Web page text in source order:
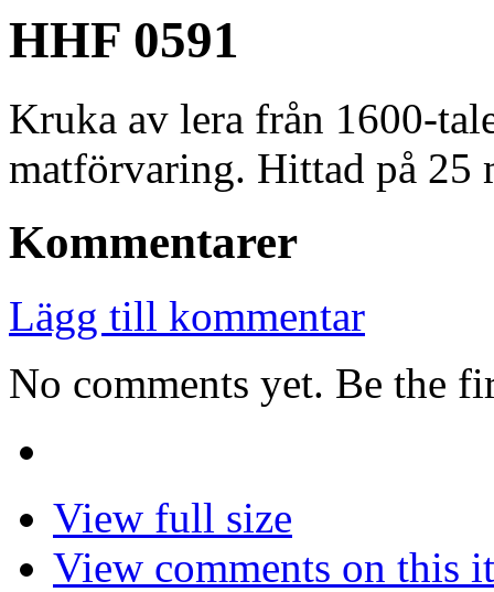
HHF 0591
Kruka av lera från 1600-
matförvaring. Hittad på 25
Kommentarer
Lägg till kommentar
No comments yet. Be the
View full size
View comments on this